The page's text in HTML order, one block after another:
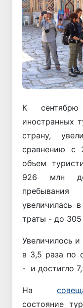
К
иностранных
страну,
сравнению с
объем
926 млн
увеличилась
траты - до
Увеличилось
в 3,5 раза по
- и достигло
На
состояние